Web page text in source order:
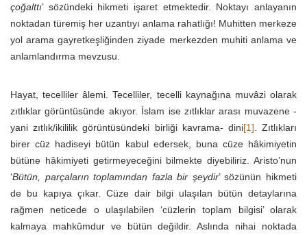
çoğalttı’ sözündeki hikmeti işaret etmektedir. Noktayı anlayanın
noktadan türemiş her uzantıyı anlama rahatlığı! Muhitten merkeze
yol arama gayretkeşliğinden ziyade merkezden muhiti anlama ve
anlamlandırma mevzusu.
Hayat, tecelliler âlemi. Tecelliler, tecelli kaynağına muvâzi olarak
zıtlıklar görüntüsünde akıyor. İslam ise zıtlıklar arası muvazene -
yani zıtlık/ikililik görüntüsündeki birliği kavrama- dini[1] . Zıtlıkları
birer cüz hadiseyi bütün kabul edersek, buna cüze hâkimiyetin
bütüne hâkimiyeti getirmeyeceğini bilmekte diyebiliriz. Aristo’nun
‘Bütün, parçaların toplamından fazla bir şeydir’ sözünün hikmeti
de bu kapıya çıkar. Cüze dair bilgi ulaşılan bütün detaylarına
rağmen neticede o ulaşılabilen ‘cüzlerin toplam bilgisi’ olarak
kalmaya mahkûmdur ve bütün değildir. Aslında nihai noktada